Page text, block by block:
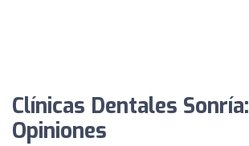
Clínicas Dentales Sonría:
Opiniones